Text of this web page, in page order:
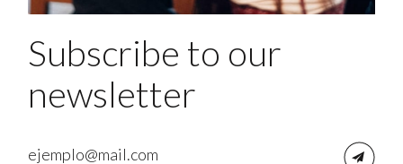
Subscribe to our
newsletter